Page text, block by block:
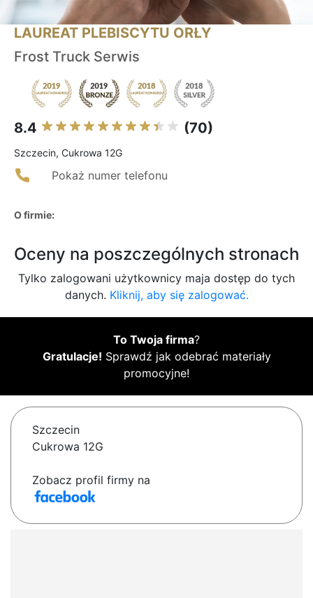
LAUREAT PLEBISCYTU ORŁY
Frost Truck Serwis
8.4 (70)
Szczecin, Cukrowa 12G
Pokaż numer telefonu
O firmie:
Oceny na poszczególnych stronach
Tylko zalogowani użytkownicy maja dostęp do tych
danych. Kliknij, aby się zalogować.
To Twoja firma?
Gratulacje! Sprawdź jak odebrać materiały
promocyjne!
Szczecin
Cukrowa 12G
Zobacz profil firmy na